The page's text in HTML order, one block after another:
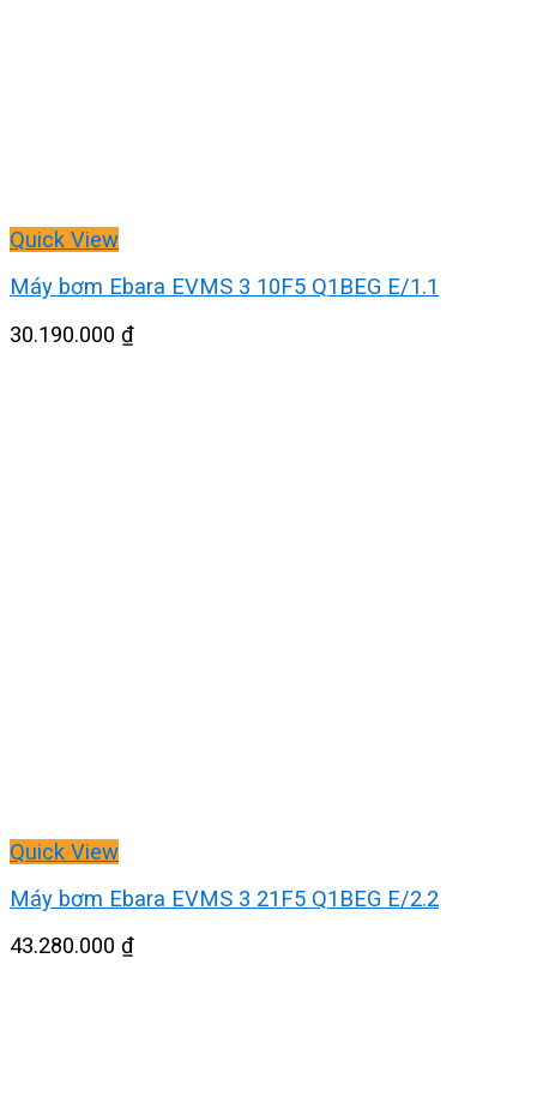
Quick View
Máy bơm Ebara EVMS 3 10F5 Q1BEG E/1.1
30.190.000 ₫
Quick View
Máy bơm Ebara EVMS 3 21F5 Q1BEG E/2.2
43.280.000 ₫